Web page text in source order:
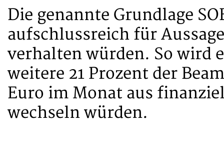
Die genannte Grundlage
aufschlussreich für
verhalten würden. So wird
weitere 21 Prozent der
Euro im Monat aus
wechseln würden.